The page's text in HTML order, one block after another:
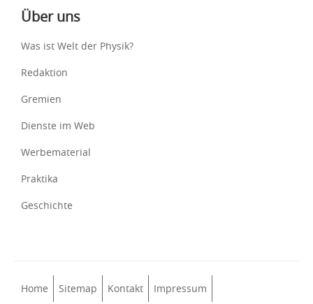
Über uns
Was ist Welt der Physik?
Redaktion
Gremien
Dienste im Web
Werbematerial
Praktika
Geschichte
Home Sitemap Kontakt Impressum